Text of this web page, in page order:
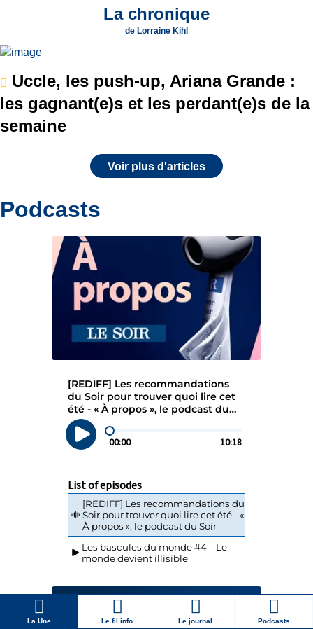
La Une Le fil info Le journal Podcasts
La chronique
de Lorraine Kihl
Uccle, les push-up, Ariana Grande :
les gagnant(e)s et les perdant(e)s de la
semaine
Voir plus d'articles
Podcasts